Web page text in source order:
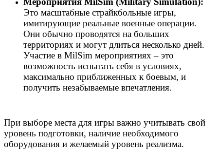
Это масштабные страйкбольные игры,
имитирующие реальные военные операции.
Они обычно проводятся на больших
территориях и могут длиться несколько дней.
Участие в MilSim мероприятиях – это
возможность испытать себя в условиях,
максимально приближенных к боевым, и
получить незабываемые впечатления.
При выборе места для игры важно учитывать свой
уровень подготовки, наличие необходимого
оборудования и желаемый уровень реализма.